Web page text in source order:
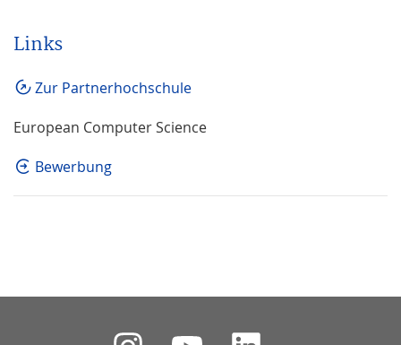
Links
Zur Partnerhochschule
European Computer Science
Bewerbung